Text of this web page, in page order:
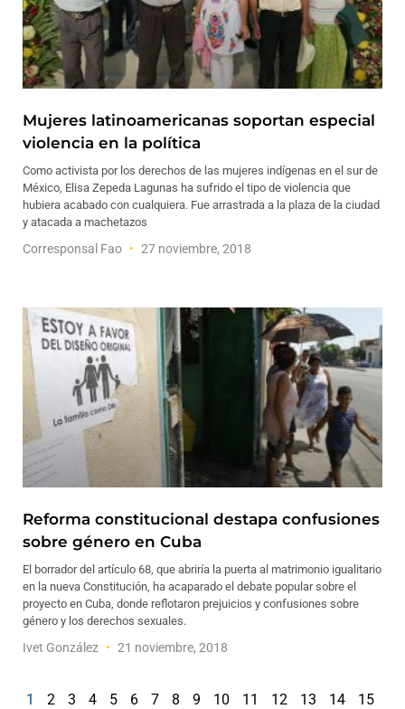
Mujeres latinoamericanas soportan especial
violencia en la política
Como activista por los derechos de las mujeres indígenas en el sur de
México, Elisa Zepeda Lagunas ha sufrido el tipo de violencia que
hubiera acabado con cualquiera. Fue arrastrada a la plaza de la ciudad
y atacada a machetazos
Corresponsal Fao 27 noviembre, 2018
Reforma constitucional destapa confusiones
sobre género en Cuba
El borrador del artículo 68, que abriría la puerta al matrimonio igualitario
en la nueva Constitución, ha acaparado el debate popular sobre el
proyecto en Cuba, donde reflotaron prejuicios y confusiones sobre
género y los derechos sexuales.
Ivet González 21 noviembre, 2018
1 2 3 4 5 6 7 8 9 10 11 12 13 14 15